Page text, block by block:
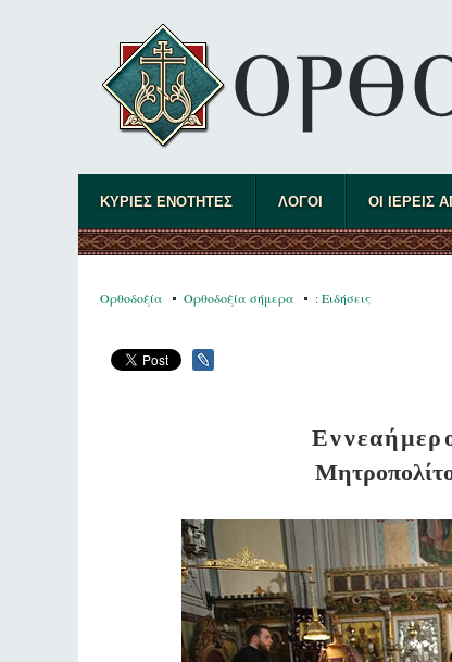
ΚΥΡΙΕΣ ΕΝΟΤΗΤΕΣ ΛΟΓΟΙ ΟΙ ΙΕΡΕΙΣ
Ορθοδοξία Ορθοδοξία σήμερα : Ειδήσεις